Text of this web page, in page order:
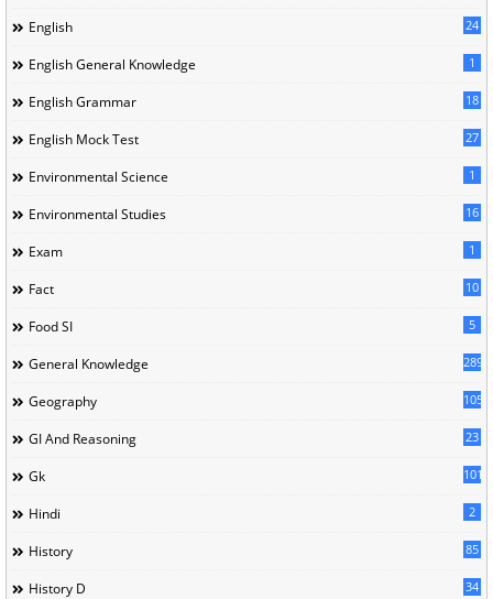
English 24
English General Knowledge 1
English Grammar 18
English Mock Test 27
Environmental Science 1
Environmental Studies 16
Exam 1
Fact 10
Food SI 5
General Knowledge 289
Geography 105
GI And Reasoning 23
Gk 101
Hindi 2
History 85
History D 34